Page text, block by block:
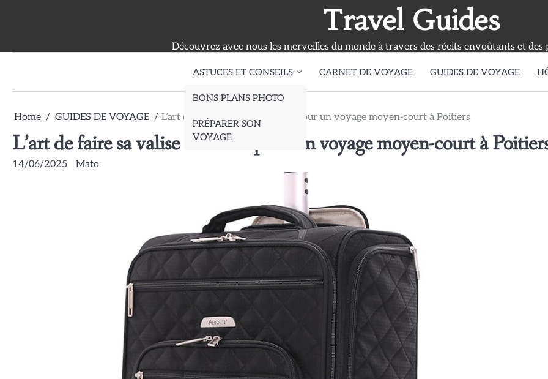
Travel Guides
Découvrez avec nous les merveilles du monde à travers des récits envoûtants et des
ASTUCES ET CONSEILS
BONS PLANS PHOTO
PRÉPARER SON
VOYAGE
CARNET DE VOYAGE GUIDES DE VOYAGE
Home GUIDES DE VOYAGE L’art de faire sa valise : astuces pour un voyage moyen-court à Poitiers
L’art de faire sa valise : astuces pour un voyage moyen-court à
14/06/2025 Mato